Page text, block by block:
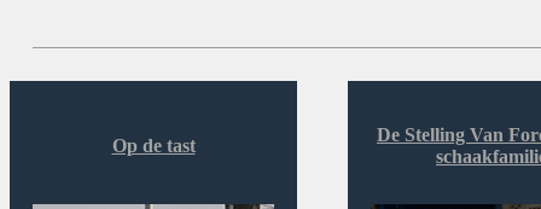
Op de tast
De Stelling Van